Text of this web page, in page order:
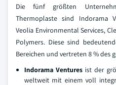
Die fünf größten
Thermoplaste sind Indorama
Veolia Environmental Services,
Polymers. Diese sind
Bereichen und vertreten 8 % des
Indorama Ventures ist der
weltweit mit einem voll